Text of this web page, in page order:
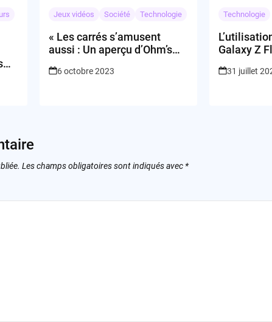
Jeux vidéos Société Technologie
« Les carrés s’amusent
aussi : Un aperçu d’Ohm’s
steampunk et des jeux de
6 octobre 2023
Technologie
Galaxy Z
gadget
31 juillet
Les champs obligatoires sont indiqués avec *